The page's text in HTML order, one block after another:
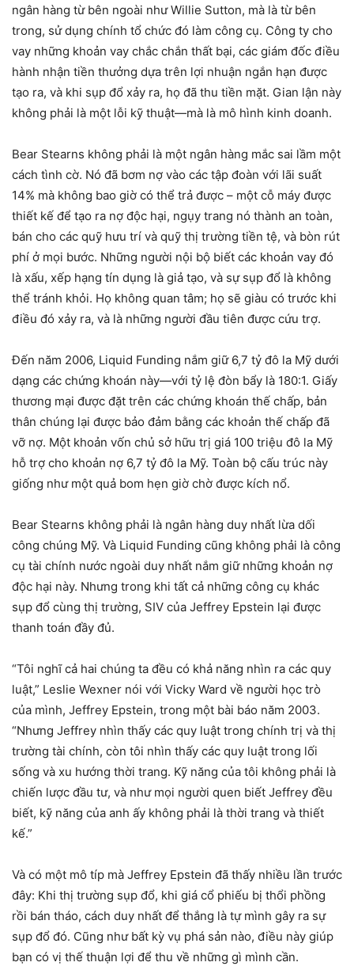
ngân hàng từ bên ngoài như Willie Sutton, mà là từ bên
trong, sử dụng chính tổ chức đó làm công cụ. Công ty cho
vay những khoản vay chắc chắn thất bại, các giám đốc điều
hành nhận tiền thưởng dựa trên lợi nhuận ngắn hạn được
tạo ra, và khi sụp đổ xảy ra, họ đã thu tiền mặt. Gian lận này
không phải là một lỗi kỹ thuật—mà là mô hình kinh doanh.
Bear Stearns không phải là một ngân hàng mắc sai lầm một
cách tình cờ. Nó đã bơm nợ vào các tập đoàn với lãi suất
14% mà không bao giờ có thể trả được – một cỗ máy được
thiết kế để tạo ra nợ độc hại, ngụy trang nó thành an toàn,
bán cho các quỹ hưu trí và quỹ thị trường tiền tệ, và bòn rút
phí ở mọi bước. Những người nội bộ biết các khoản vay đó
là xấu, xếp hạng tín dụng là giả tạo, và sự sụp đổ là không
thể tránh khỏi. Họ không quan tâm; họ sẽ giàu có trước khi
điều đó xảy ra, và là những người đầu tiên được cứu trợ.
Đến năm 2006, Liquid Funding nắm giữ 6,7 tỷ đô la Mỹ dưới
dạng các chứng khoán này—với tỷ lệ đòn bẩy là 180:1. Giấy
thương mại được đặt trên các chứng khoán thế chấp, bản
thân chúng lại được bảo đảm bằng các khoản thế chấp đã
vỡ nợ. Một khoản vốn chủ sở hữu trị giá 100 triệu đô la Mỹ
hỗ trợ cho khoản nợ 6,7 tỷ đô la Mỹ. Toàn bộ cấu trúc này
giống như một quả bom hẹn giờ chờ được kích nổ.
Bear Stearns không phải là ngân hàng duy nhất lừa dối
công chúng Mỹ. Và Liquid Funding cũng không phải là công
cụ tài chính nước ngoài duy nhất nắm giữ những khoản nợ
độc hại này. Nhưng trong khi tất cả những công cụ khác
sụp đổ cùng thị trường, SIV của Jeffrey Epstein lại được
thanh toán đầy đủ.
“Tôi nghĩ cả hai chúng ta đều có khả năng nhìn ra các quy
luật,” Leslie Wexner nói với Vicky Ward về người học trò
của mình, Jeffrey Epstein, trong một bài báo năm 2003.
“Nhưng Jeffrey nhìn thấy các quy luật trong chính trị và thị
trường tài chính, còn tôi nhìn thấy các quy luật trong lối
sống và xu hướng thời trang. Kỹ năng của tôi không phải là
chiến lược đầu tư, và như mọi người quen biết Jeffrey đều
biết, kỹ năng của anh ấy không phải là thời trang và thiết
kế.”
Và có một mô típ mà Jeffrey Epstein đã thấy nhiều lần trước
đây: Khi thị trường sụp đổ, khi giá cổ phiếu bị thổi phồng
rồi bán tháo, cách duy nhất để thắng là tự mình gây ra sự
sụp đổ đó. Cũng như bất kỳ vụ phá sản nào, điều này giúp
bạn có vị thế thuận lợi để thu về những gì mình cần.